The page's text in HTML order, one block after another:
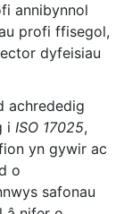
annibynnol
profi ffisegol,
dyfeisiau
achrededig
i ISO 17025,
yn gywir ac
o
safonau